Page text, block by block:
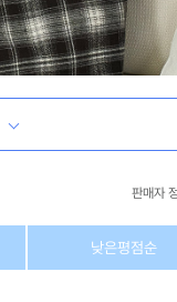
판매자
낮은평점순